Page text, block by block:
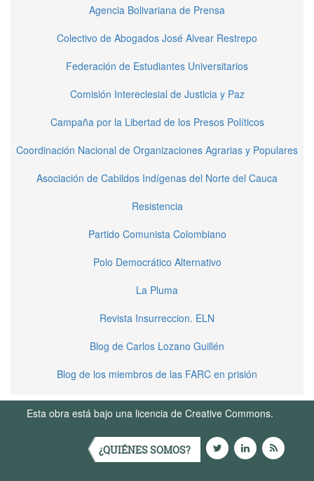
Agencia Bolivariana de Prensa
Colectivo de Abogados José Alvear Restrepo
Federación de Estudiantes Universitarios
Comisión Intereclesial de Justicia y Paz
Campaña por la Libertad de los Presos Políticos
Coordinación Nacional de Organizaciones Agrarias y Populares
Asociación de Cabildos Indígenas del Norte del Cauca
Resistencia
Partido Comunista Colombiano
Polo Democrático Alternativo
La Pluma
Revista Insurreccion. ELN
Blog de Carlos Lozano Guillén
Blog de los miembros de las FARC en prisión
Esta obra está bajo una licencia de Creative Commons.
¿QUIÉNES SOMOS?